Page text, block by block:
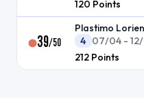
120 Points
39/50
Plastimo
4 07/04 -
212 Points